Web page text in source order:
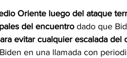
Oriente luego del ataque
del encuentro dado que
evitar cualquier escalada del
en una llamada con